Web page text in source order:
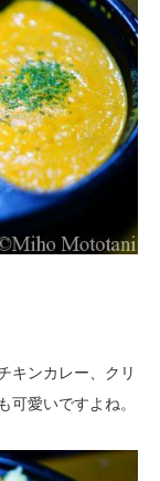
キンカレー、クリ
可愛いですよね。